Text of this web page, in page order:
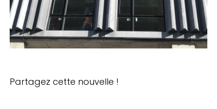
Partagez cette nouvelle !